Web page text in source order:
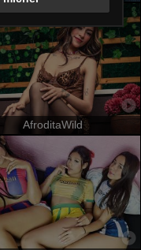
AfroditaWild